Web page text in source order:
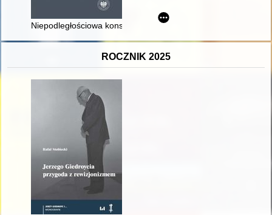
Niepodległościowa konspiracja młodzieżowa w Warszawie
ROCZNIK 2025